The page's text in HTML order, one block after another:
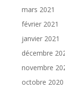
mars 2021
février 2021
janvier 2021
décembre
novembre
octobre 2020